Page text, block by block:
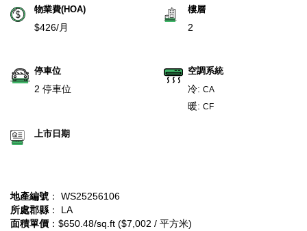
物業費(HOA)
$426/月
樓層
2
停車位
2 停車位
空調系統
冷: CA
暖: CF
上市日期
地產編號 ： WS25256106
所處郡縣 ： LA
面積單價 ：$650.48/sq.ft ($7,002 / 平方米)